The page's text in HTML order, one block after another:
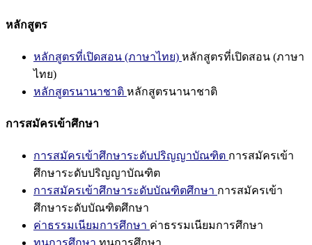
หลักสูตร
หลักสูตรที่เปิดสอน (ภาษาไทย) หลักสูตรที่เปิดสอน (ภาษา
ไทย)
หลักสูตรนานาชาติ หลักสูตรนานาชาติ
การสมัครเข้าศึกษา
การสมัครเข้าศึกษาระดับปริญญาบัณฑิต การสมัครเข้า
ศึกษาระดับปริญญาบัณฑิต
การสมัครเข้าศึกษาระดับบัณฑิตศึกษา การสมัครเข้า
ศึกษาระดับบัณฑิตศึกษา
ค่าธรรมเนียมการศึกษา ค่าธรรมเนียมการศึกษา